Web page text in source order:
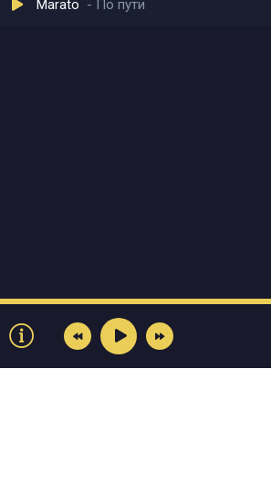
Marato По пути